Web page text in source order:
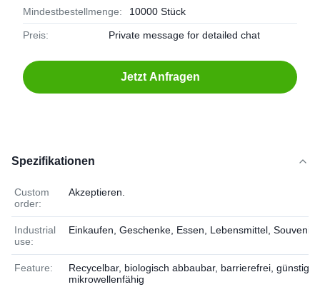
Mindestbestellmenge: 10000 Stück
Preis: Private message for detailed chat
Jetzt Anfragen
Spezifikationen
Custom
order:
Akzeptieren.
Industrial
use:
Einkaufen, Geschenke, Essen, Lebensmittel, Souvenirs
Feature:
Recycelbar, biologisch abbaubar, barrierefrei, günstig,
mikrowellenfähig